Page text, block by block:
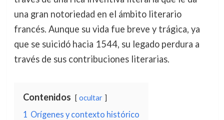
una gran notoriedad en el ámbito literario
francés. Aunque su vida fue breve y trágica, ya
que se suicidó hacia 1544, su legado perdura a
través de sus contribuciones literarias.
Contenidos ocultar
1 Orígenes y contexto histórico